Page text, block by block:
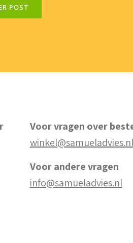
POST
Voor vragen over
winkel@samueladvies.nl
Voor andere vragen
info@samueladvies.nl